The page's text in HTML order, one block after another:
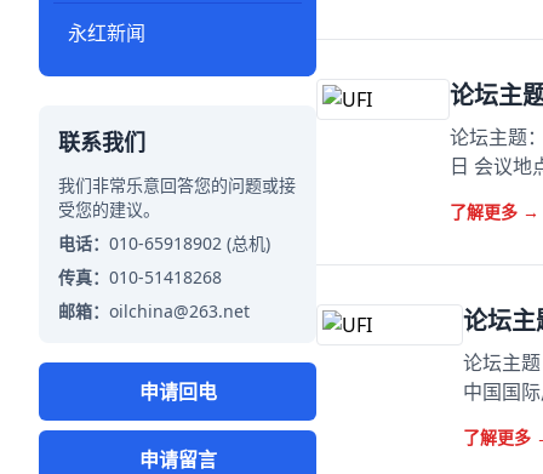
永红新闻
联系我们
我们非常乐意回答您的问题或接
受您的建议。
电话： 010-65918902 (总机)
传真： 010-51418268
邮箱： oilchina@263.net
申请回电
申请留言
论坛主
论坛主题
日 会议地
了解更多 →
论坛主
论坛主
中国国
了解更多